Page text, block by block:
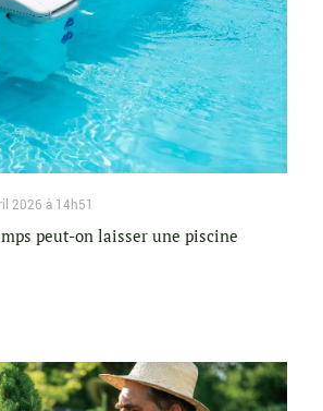
2026 à 14h51
peut-on laisser une piscine